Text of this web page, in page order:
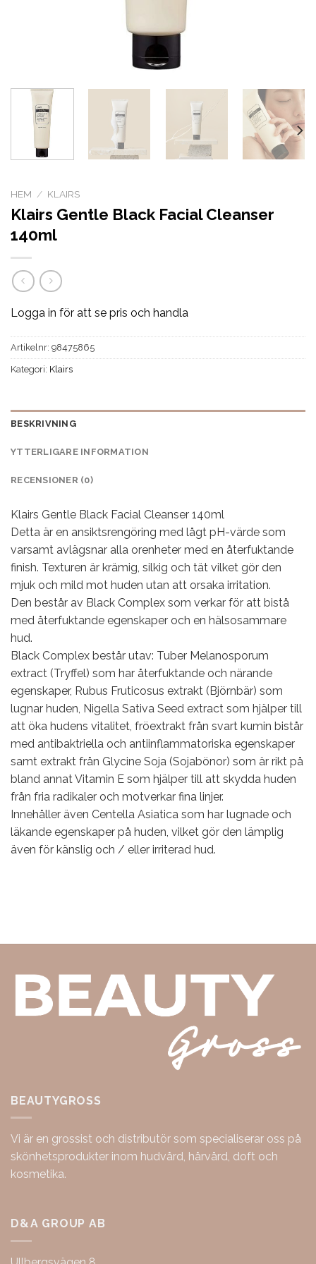
HEM / KLAIRS
Klairs Gentle Black Facial Cleanser
140ml
Logga in för att se pris och handla
Artikelnr: 98475865
Kategori: Klairs
BESKRIVNING
YTTERLIGARE INFORMATION
RECENSIONER (0)
Klairs Gentle Black Facial Cleanser 140ml
Detta är en ansiktsrengöring med lågt pH-värde som
varsamt avlägsnar alla orenheter med en återfuktande
finish. Texturen är krämig, silkig och tät vilket gör den
mjuk och mild mot huden utan att orsaka irritation.
Den består av Black Complex som verkar för att bistå
med återfuktande egenskaper och en hälsosammare
hud.
Black Complex består utav: Tuber Melanosporum
extract (Tryffel) som har återfuktande och närande
egenskaper, Rubus Fruticosus extrakt (Björnbär) som
lugnar huden, Nigella Sativa Seed extract som hjälper till
att öka hudens vitalitet, fröextrakt från svart kumin bistår
med antibaktriella och antiinflammatoriska egenskaper
samt extrakt från Glycine Soja (Sojabönor) som är rikt på
bland annat Vitamin E som hjälper till att skydda huden
från fria radikaler och motverkar fina linjer.
Innehåller även Centella Asiatica som har lugnade och
läkande egenskaper på huden, vilket gör den lämplig
även för känslig och / eller irriterad hud.
BEAUTYGROSS
Vi är en grossist och distributör som specialiserar oss på
skönhetsprodukter inom hudvård, hårvård, doft och
kosmetika.
D&A GROUP AB